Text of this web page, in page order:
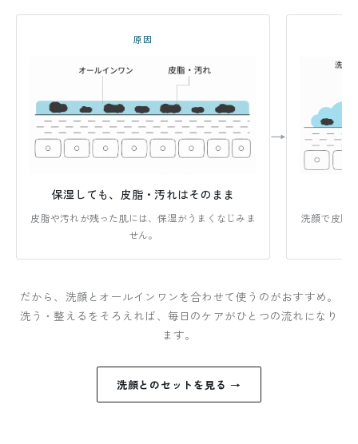
原因
保湿しても、皮脂・汚れはそのまま
皮脂や汚れが残った肌には、保湿がうまくなじみま
せん。
→
洗顔で皮脂
だから、洗顔とオールインワンを合わせて使うのがおすすめ。
洗う・整えるをそろえれば、毎日のケアがひとつの流れになり
ます。
洗顔とのセットを見る →